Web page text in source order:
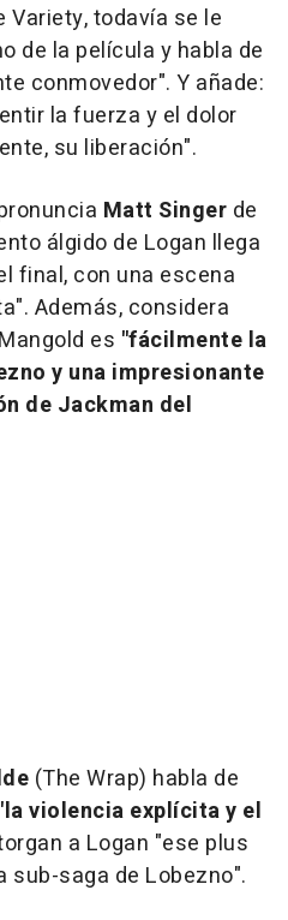
Variety, todavía se le
de la película y habla de
conmovedor". Y añade:
la fuerza y el dolor
su liberación".
Matt Singer de
álgido de Logan llega
final, con una escena
Además, considera
es "fácilmente la
y una impresionante
de Jackman del
(The Wrap) habla de
violencia explícita y el
a Logan "ese plus
sub-saga de Lobezno".